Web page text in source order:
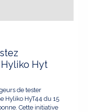
Hyt
de tester
Hyliko HyT44 du 15
Cette initiative